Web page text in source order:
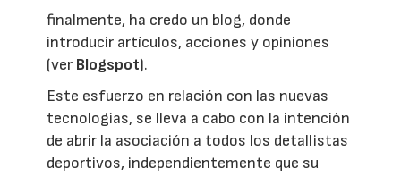
finalmente, ha credo un blog, donde
introducir artículos, acciones y opiniones
(ver Blogspot).
Este esfuerzo en relación con las nuevas
tecnologías, se lleva a cabo con la intención
de abrir la asociación a todos los detallistas
deportivos, independientemente que su